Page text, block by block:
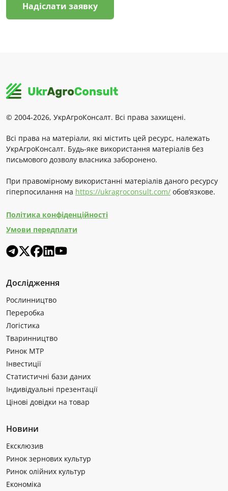
Надіслати заявку
© 2004-2026, УкрАгроКонсалт. Всі права захищені.
Всі права на матеріали, які містить цей ресурс, належать
УкрАгроКонсалт. Будь-яке використання матеріалів без
письмового дозволу власника заборонено.
При правомірному використанні матеріалів даного ресурсу
гіперпосилання на https://ukragroconsult.com/ обов’язкове.
Політика конфіденційності
Умови передплати
Дослідження
Рослинництво
Переробка
Логістика
Тваринництво
Ринок МТР
Інвестиції
Статистичні бази даних
Індивідуальні презентації
Цінові довідки на товар
Новини
Ексклюзив
Ринок зернових культур
Ринок олійних культур
Економіка